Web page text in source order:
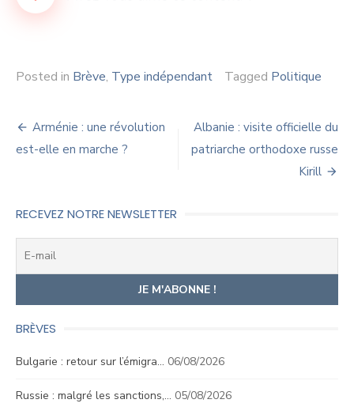
Posted in Brève, Type indépendant Tagged Politique
Navigation
de
Arménie : une révolution
est-elle en marche ?
Albanie : visite officielle du
patriarche orthodoxe russe
Kirill
RECEVEZ NOTRE NEWSLETTER
BRÈVES
Bulgarie : retour sur l’émigra… 06/08/2026
Russie : malgré les sanctions,… 05/08/2026